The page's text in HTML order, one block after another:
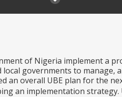
of Nigeria implement a
governments to manage,
overall UBE plan for the
an implementation strategy.